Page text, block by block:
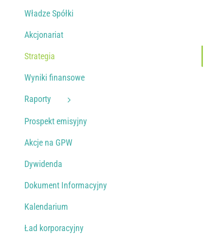
PUBLISHING (EN)
Władze Spółki
Akcjonariat
Strategia
Wyniki finansowe
Raporty
Prospekt emisyjny
Akcje na GPW
Dywidenda
Dokument Informacyjny
Kalendarium
Ład korporacyjny